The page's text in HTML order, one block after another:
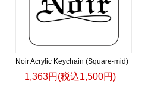
Noir Acrylic Keychain (Square-mid)
1,363円(税込1,500円)